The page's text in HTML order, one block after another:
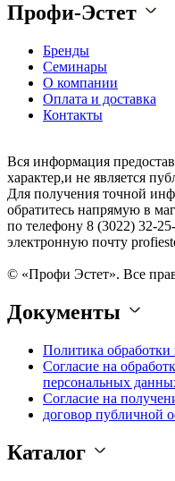
Профи-Эстет
Бренды
Семинары
О компании
Оплата и доставка
Контакты
Вся информация
характер,и не является
Для получения точной
обратитесь напрямую в
по телефону 8 (3022) 32-
электронную почту
© «Профи Эстет». Все
Документы
Политика
Согласие на
персональных
Согласие на
договор публичной
Каталог